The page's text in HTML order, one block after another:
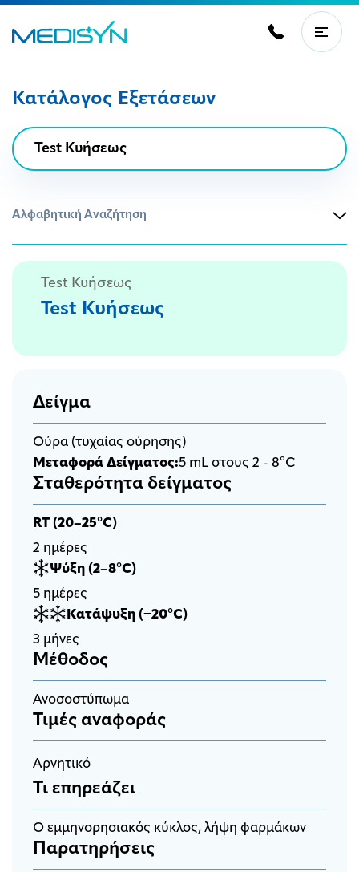
Κατάλογος Εξετάσεων
Αλφαβητική Αναζήτηση
Test Κυήσεως
Test Κυήσεως
Δείγμα
Ούρα (τυχαίας ούρησης)
Μεταφορά Δείγματος:5 mL στους 2 - 8°C
Σταθερότητα δείγματος
RT (20–25°C)
2 ημέρες
Ψύξη (2–8°C)
5 ημέρες
Κατάψυξη (−20°C)
3 μήνες
Μέθοδος
Aνοσοστύπωμα
Τιμές αναφοράς
Αρνητικό
Τι επηρεάζει
O εμμηνορησιακός κύκλος, λήψη φαρμάκων
Παρατηρήσεις